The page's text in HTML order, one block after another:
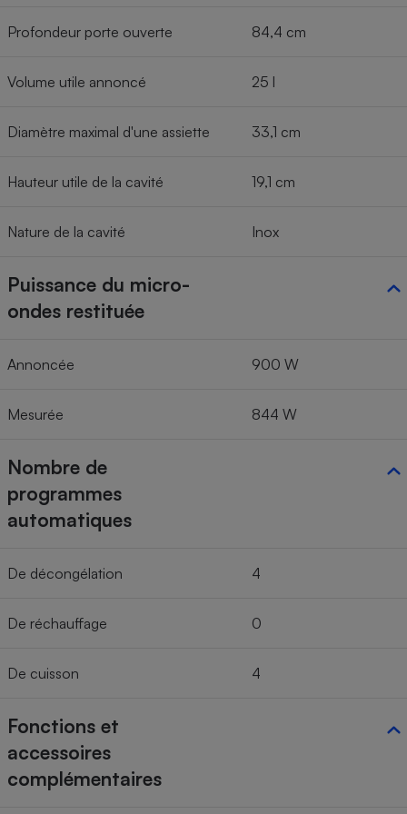
Profondeur porte ouverte 84,4 cm
Volume utile annoncé 25 l
Diamètre maximal d'une assiette 33,1 cm
Hauteur utile de la cavité 19,1 cm
Nature de la cavité Inox
Puissance du micro-
ondes restituée
Annoncée 900 W
Mesurée 844 W
Nombre de
programmes
automatiques
De décongélation 4
De réchauffage 0
De cuisson 4
Fonctions et
accessoires
complémentaires